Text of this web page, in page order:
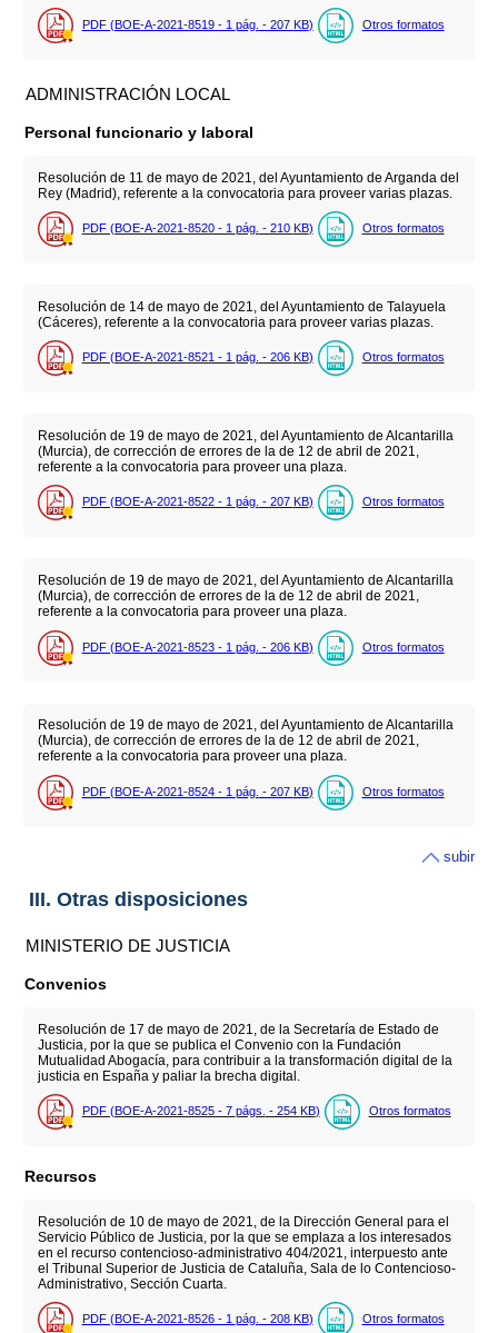
PDF (BOE-A-2021-8519 - 1 pág. - 207 KB) Otros formatos
ADMINISTRACIÓN LOCAL
Personal funcionario y laboral
Resolución de 11 de mayo de 2021, del Ayuntamiento de Arganda del
Rey (Madrid), referente a la convocatoria para proveer varias plazas.
PDF (BOE-A-2021-8520 - 1 pág. - 210 KB) Otros formatos
Resolución de 14 de mayo de 2021, del Ayuntamiento de Talayuela
(Cáceres), referente a la convocatoria para proveer varias plazas.
PDF (BOE-A-2021-8521 - 1 pág. - 206 KB) Otros formatos
Resolución de 19 de mayo de 2021, del Ayuntamiento de Alcantarilla
(Murcia), de corrección de errores de la de 12 de abril de 2021,
referente a la convocatoria para proveer una plaza.
PDF (BOE-A-2021-8522 - 1 pág. - 207 KB) Otros formatos
Resolución de 19 de mayo de 2021, del Ayuntamiento de Alcantarilla
(Murcia), de corrección de errores de la de 12 de abril de 2021,
referente a la convocatoria para proveer una plaza.
PDF (BOE-A-2021-8523 - 1 pág. - 206 KB) Otros formatos
Resolución de 19 de mayo de 2021, del Ayuntamiento de Alcantarilla
(Murcia), de corrección de errores de la de 12 de abril de 2021,
referente a la convocatoria para proveer una plaza.
PDF (BOE-A-2021-8524 - 1 pág. - 207 KB) Otros formatos
subir
III. Otras disposiciones
MINISTERIO DE JUSTICIA
Convenios
Resolución de 17 de mayo de 2021, de la Secretaría de Estado de
Justicia, por la que se publica el Convenio con la Fundación
Mutualidad Abogacía, para contribuir a la transformación digital de la
justicia en España y paliar la brecha digital.
PDF (BOE-A-2021-8525 - 7 págs. - 254 KB) Otros formatos
Recursos
Resolución de 10 de mayo de 2021, de la Dirección General para el
Servicio Público de Justicia, por la que se emplaza a los interesados
en el recurso contencioso-administrativo 404/2021, interpuesto ante
el Tribunal Superior de Justicia de Cataluña, Sala de lo Contencioso-
Administrativo, Sección Cuarta.
PDF (BOE-A-2021-8526 - 1 pág. - 208 KB) Otros formatos